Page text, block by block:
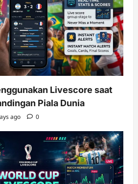
Livescore saat
Piala Dunia
ago 0